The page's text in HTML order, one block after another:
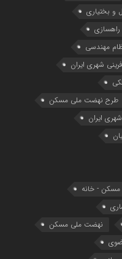
و بختیاری
راهسازی
مهندسی
شهری ایران
طرح نهضت ملی مسکن
ایران
مسکن - خانه
نهضت ملی مسکن